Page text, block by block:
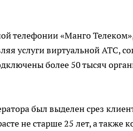
телефонии «Манго
услуги виртуальной АТС,
более 50 тысяч
был выделен срез
не старше 25 лет, а также